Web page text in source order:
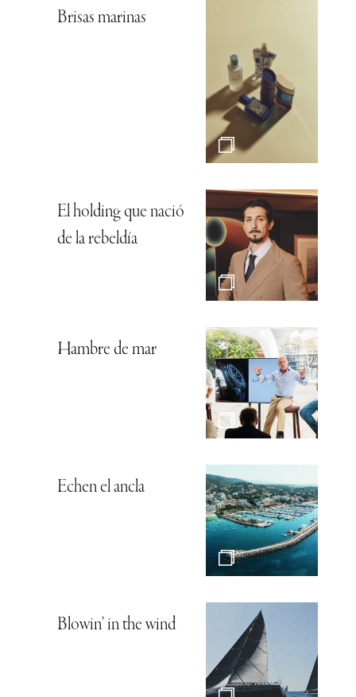
Brisas marinas
El holding que nació
de la rebeldía
Hambre de mar
Echen el ancla
Blowin’ in the wind